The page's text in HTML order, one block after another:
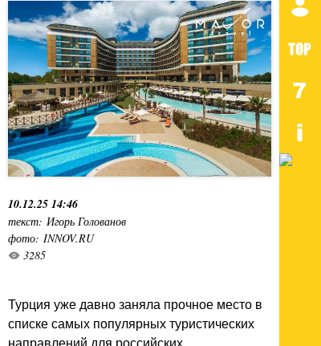
10.12.25 14:46
текст: Игорь Голованов
фото: INNOV.RU
3285
Турция уже давно заняла прочное место в
списке самых популярных туристических
направлений для российских